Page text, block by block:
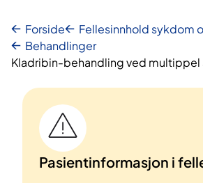
Forside
Fellesinnhold sykdom
Behandlinger
Kladribin-behandling ved multippel
Pasientinformasjon i